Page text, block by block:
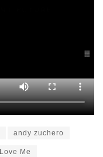
andy zuchero
Love Me